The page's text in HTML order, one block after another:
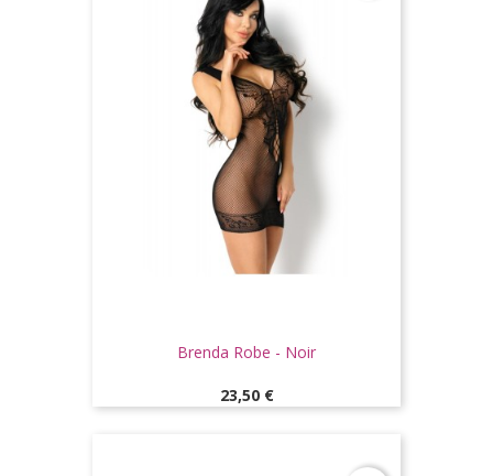
Brenda Robe - Noir
Prix
23,50 €